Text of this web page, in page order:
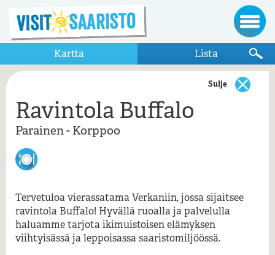
Kartta Lista
Näytä vain kartalla näkyvät kohteet
Parainen - Korppoo
Korpoström
Korppoon apteekki
Ravintola Buffalo
Verkan
Ravintola Buffalo , Korppoo, Parainen
Sulje
Ravintola Buffalo
Parainen - Korppoo
Tervetuloa vierassatama Verkaniin, jossa sijaitsee
ravintola Buffalo! Hyvällä ruoalla ja palvelulla
haluamme tarjota ikimuistoisen elämyksen
viihtyisässä ja leppoisassa saaristomiljöössä.